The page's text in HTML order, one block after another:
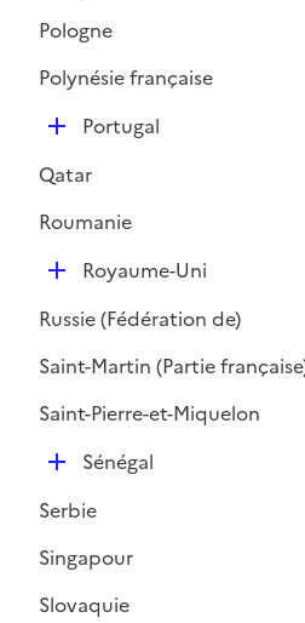
Pologne
Polynésie française
D
p
l
Portugal
Qatar
Roumanie
D
p
l
e
Royaume-Uni
Russie (Fédération de)
Saint-Martin (Partie
Saint-Pierre-et-Miquelon
D
p
l
i
e
Sénégal
Serbie
Singapour
Slovaquie